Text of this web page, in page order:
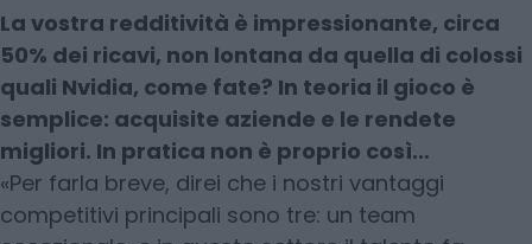
La vostra redditività è impressionante, circa
50% dei ricavi, non lontana da quella di colossi
quali Nvidia, come fate? In teoria il gioco è
semplice: acquisite aziende e le rendete
migliori. In pratica non è proprio così…
«Per farla breve, direi che i nostri vantaggi
competitivi principali sono tre: un team